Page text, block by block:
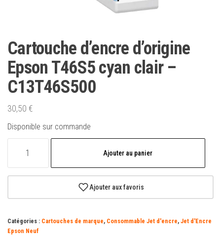
Cartouche d’encre d’origine
Epson T46S5 cyan clair –
C13T46S500
30,50 €
Disponible sur commande
d'origine
T46S5
Ajouter au panier
Ajouter aux favoris
Catégories : Cartouches de marque, Consommable Jet d'encre, Jet d'Encre
Epson Neuf